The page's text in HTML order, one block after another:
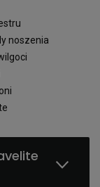
noszenia